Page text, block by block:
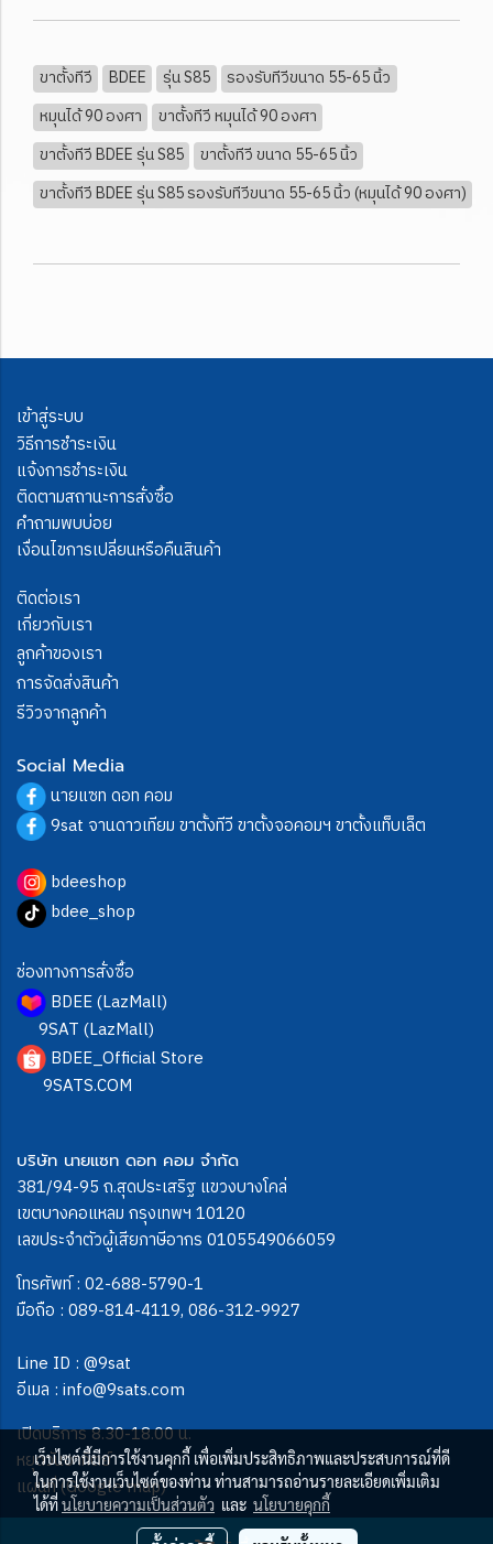
ขาตั้งทีวี BDEE รุ่น S85
รองรับทีวีขนาด 55-65 นิ้ว
หมุนได้ 90 องศา
ขาตั้งทีวี หมุนได้ 90 องศา
ขาตั้งทีวี BDEE รุ่น S85
ขาตั้งทีวี ขนาด 55-65 นิ้ว
ขาตั้งทีวี BDEE รุ่น S85 รองรับทีวีขนาด 55-65 นิ้ว (หมุนได้ 90 องศา)
เข้าสู่ระบบ
วิธีการชำระเงิน
แจ้งการชำระเงิน
ติดตามสถานะการสั่งซื้อ
คำถามพบบ่อย
เงื่อนไขการเปลี่ยนหรือคืนสินค้า
ติดต่อเรา
เกี่ยวกับเรา
ลูกค้าของเรา
การจัดส่งสินค้า
รีวิวจากลูกค้า
Social Media
นายแซท ดอท คอม
9sat จานดาวเทียม ขาตั้งทีวี ขาตั้งจอคอมฯ ขาตั้งแท็บเล็ต
bdeeshop
bdee_shop
ช่องทางการสั่งซื้อ
BDEE (LazMall)
9SAT (LazMall)
BDEE_Official Store
9SATS.COM
บริษัท นายแซท ดอท คอม จำกัด
381/94-95 ถ.สุดประเสริฐ แขวงบางโคล่
เขตบางคอแหลม กรุงเทพฯ 10120
เลขประจำตัวผู้เสียภาษีอากร 0105549066059
โทรศัพท์ : 02-688-5790-1
มือถือ : 089-814-4119, 086-312-9927
Line ID : @9sat
อีเมล : info@9sats.com
เปิดบริการ 8.30-18.00 น.
หยุดวันอาทิตย์
แผนที่ (Google map)
เว็บไซต์นี้มีการใช้งานคุกกี้ เพื่อเพิ่มประสิทธิภาพและประสบการณ์ที่ดี
ในการใช้งานเว็บไซต์ของท่าน ท่านสามารถอ่านรายละเอียดเพิ่มเติม
ได้ที่นโยบายความเป็นส่วนตัว และ นโยบายคุกกี้